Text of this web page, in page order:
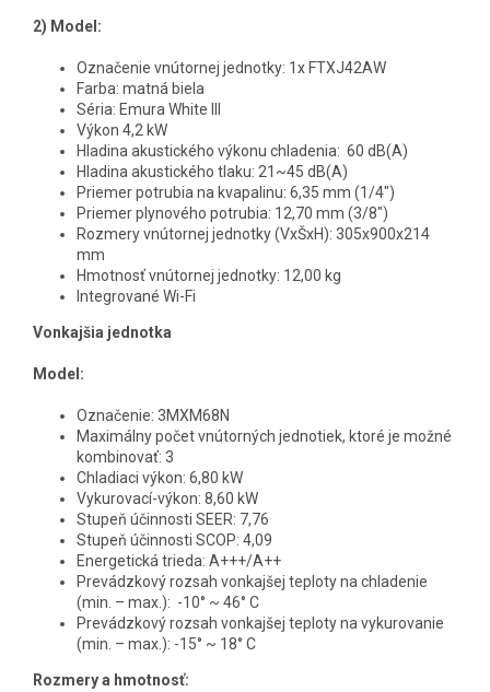
2) Model:
Označenie vnútornej jednotky: 1x FTXJ42AW
Farba: matná biela
Séria: Emura White III
Výkon 4,2 kW
Hladina akustického výkonu chladenia: 60 dB(A)
Hladina akustického tlaku: 21~45 dB(A)
Priemer potrubia na kvapalinu: 6,35 mm (1/4")
Priemer plynového potrubia: 12,70 mm (3/8")
Rozmery vnútornej jednotky (VxŠxH): 305x900x214
mm
Hmotnosť vnútornej jednotky: 12,00 kg
Integrované Wi-Fi
Vonkajšia jednotka
Model:
Označenie: 3MXM68N
Maximálny počet vnútorných jednotiek, ktoré je možné
kombinovať: 3
Chladiaci výkon: 6,80 kW
Vykurovací-výkon: 8,60 kW
Stupeň účinnosti SEER: 7,76
Stupeň účinnosti SCOP: 4,09
Energetická trieda: A+++/A++
Prevádzkový rozsah vonkajšej teploty na chladenie
(min. – max.): -10° ~ 46° C
Prevádzkový rozsah vonkajšej teploty na vykurovanie
(min. – max.): -15° ~ 18° C
Rozmery a hmotnosť: